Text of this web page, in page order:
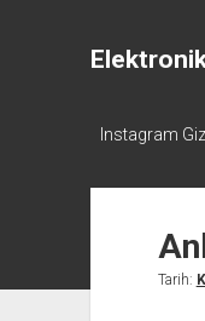
Instagram
Tarih: